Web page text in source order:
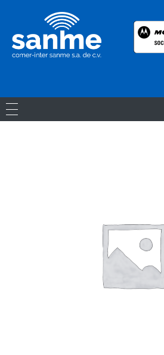
Portatiles Digital
ACCESORIOS
WAVE PTX